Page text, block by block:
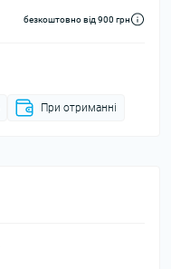
безкоштовно від 900 грн
При отриманні